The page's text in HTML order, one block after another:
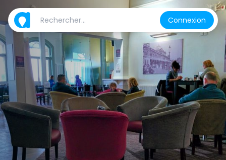
Connexion